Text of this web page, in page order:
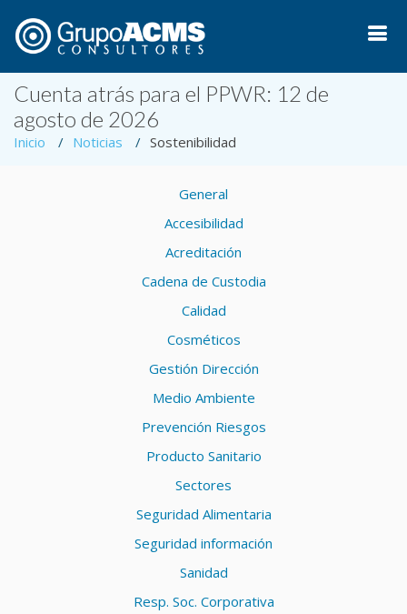
Cuenta atrás para el PPWR: 12 de
agosto de 2026
Inicio Noticias Sostenibilidad
General
Accesibilidad
Acreditación
Cadena de Custodia
Calidad
Cosméticos
Gestión Dirección
Medio Ambiente
Prevención Riesgos
Producto Sanitario
Sectores
Seguridad Alimentaria
Seguridad información
Sanidad
Resp. Soc. Corporativa